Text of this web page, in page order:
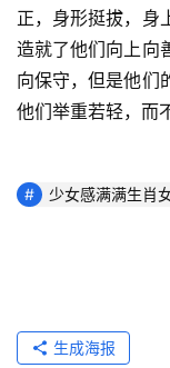
正，身形挺拔，身
造就了他们向上向
向保守，但是他们
他们举重若轻，而
少女感满满生肖
生成海报